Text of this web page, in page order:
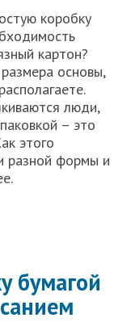
коробку
картон?
основы,
люди,
– это
этого
разной формы и
бумагой